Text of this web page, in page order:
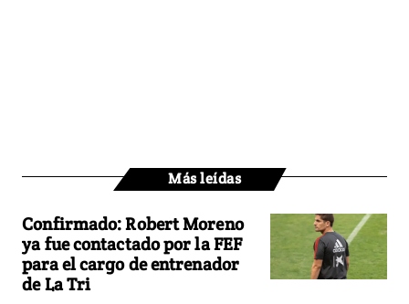
Más leídas
Confirmado: Robert Moreno
ya fue contactado por la FEF
para el cargo de entrenador
de La Tri